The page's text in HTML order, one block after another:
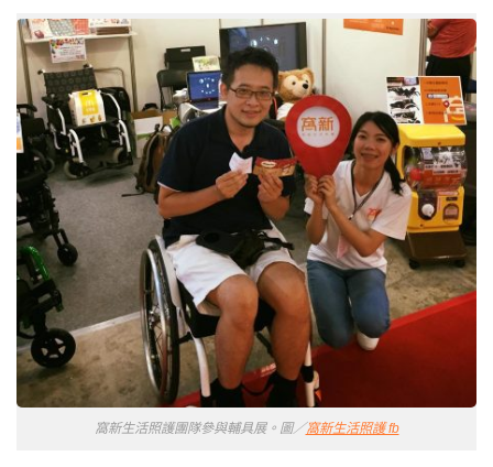
窩新生活照護團隊參與輔具展。圖／窩新生活照護 fb